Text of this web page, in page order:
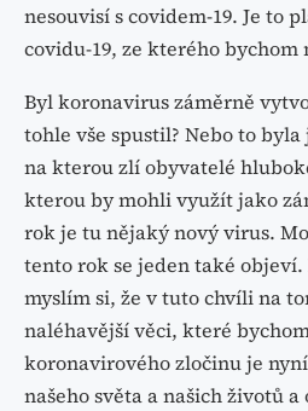
nesouvisí s covidem-19. Je to
covidu-19, ze kterého bychom
Byl koronavirus záměrně
tohle vše spustil? Nebo to
na kterou zlí obyvatelé
kterou by mohli využít jako
rok je tu nějaký nový virus.
tento rok se jeden také
myslím si, že v tuto chvíli na
naléhavější věci, které
koronavirového zločinu je
našeho světa a našich životů